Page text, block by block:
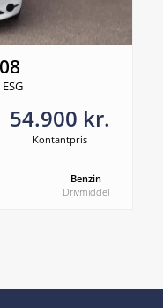
54.900 kr.
Kontantpris
Benzin
Drivmiddel